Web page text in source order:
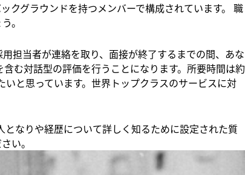
クグラウンドを持つメンバーで構成されています。 職
。
担当者が連絡を取り、面接が終了するまでの間、あな
む対話型の評価を行うことになります。所要時間は約
と思っています。世界トップクラスのサービスに対
なりや経歴について詳しく知るために設定された質
い。